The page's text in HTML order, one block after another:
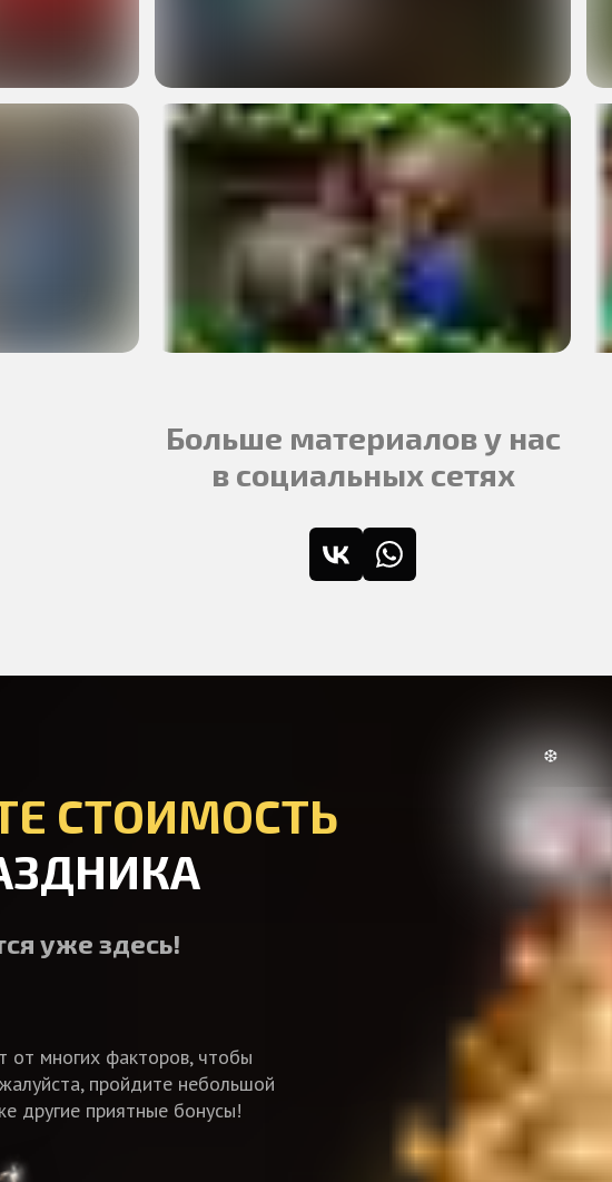
Больше материалов у нас
в социальных сетях
уже здесь!
от многих факторов, чтобы
пройдите небольшой
другие приятные бонусы!
СТОИМОСТЬ